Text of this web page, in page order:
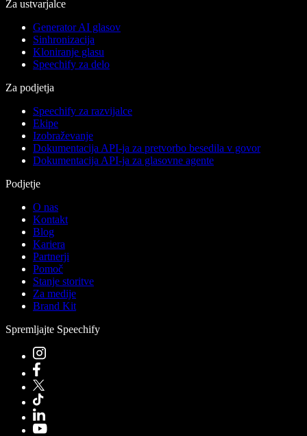
Za ustvarjalce
Generator AI glasov
Sinhronizacija
Kloniranje glasu
Speechify za delo
Za podjetja
Speechify za razvijalce
Ekipe
Izobraževanje
Dokumentacija API-ja za pretvorbo besedila v govor
Dokumentacija API-ja za glasovne agente
Podjetje
O nas
Kontakt
Blog
Kariera
Partnerji
Pomoč
Stanje storitve
Za medije
Brand Kit
Spremljajte Speechify